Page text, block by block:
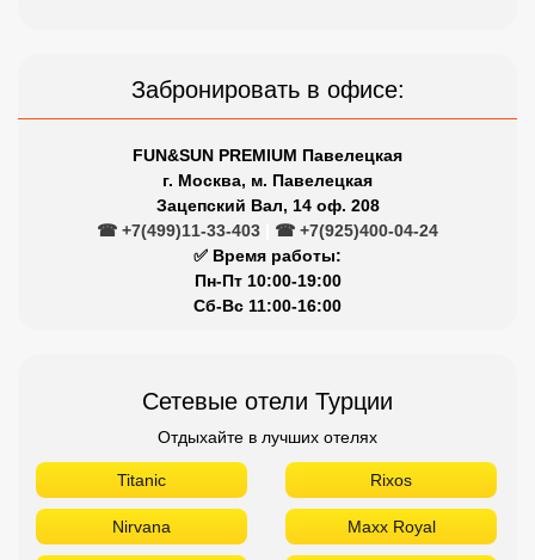
Забронировать в офисе:
FUN&SUN PREMIUM Павелецкая
г. Москва, м. Павелецкая
Зацепский Вал, 14 оф. 208
☎ +7(499)11-33-403
☎ +7(925)400-04-24
✅ Время работы:
Пн-Пт 10:00-19:00
Сб-Вс 11:00-16:00
Сетевые отели Турции
Отдыхайте в лучших отелях
Titanic Rixos
Nirvana Maxx Royal